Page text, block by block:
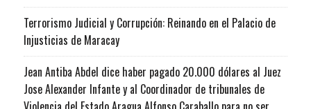
Terrorismo Judicial y Corrupción: Reinando en el Palacio de
Injusticias de Maracay
Jean Antiba Abdel dice haber pagado 20.000 dólares al Juez
Jose Alexander Infante y al Coordinador de tribunales de